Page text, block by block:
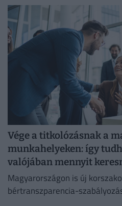
Vége a titkolózásnak a
munkahelyeken: így
valójában mennyit
Magyarországon is új
bértranszparencia-